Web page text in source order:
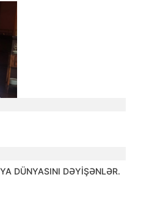
DÜNYASINI DƏYİŞƏNLƏR.